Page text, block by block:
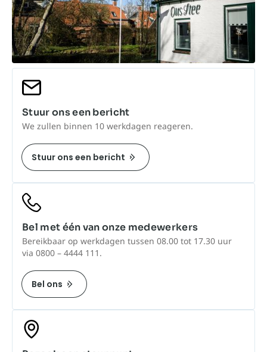
Stuur ons een bericht
We zullen binnen 10 werkdagen reageren.
Stuur ons een bericht
Bel met één van onze medewerkers
Bereikbaar op werkdagen tussen 08.00 tot 17.30 uur
via 0800 – 4444 111.
Bel ons